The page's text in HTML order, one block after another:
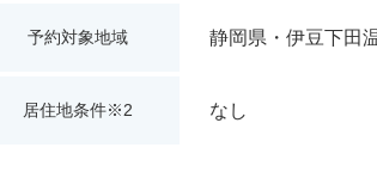
予約対象地域 静岡県・伊豆下田
居住地条件※2 なし